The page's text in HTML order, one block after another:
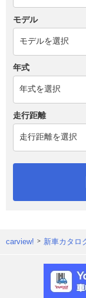
モデル
年式
走行距離
carview! 新車カタロ